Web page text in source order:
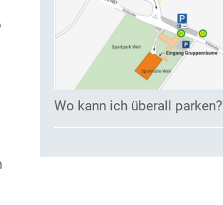
Wo kann ich überall parken?